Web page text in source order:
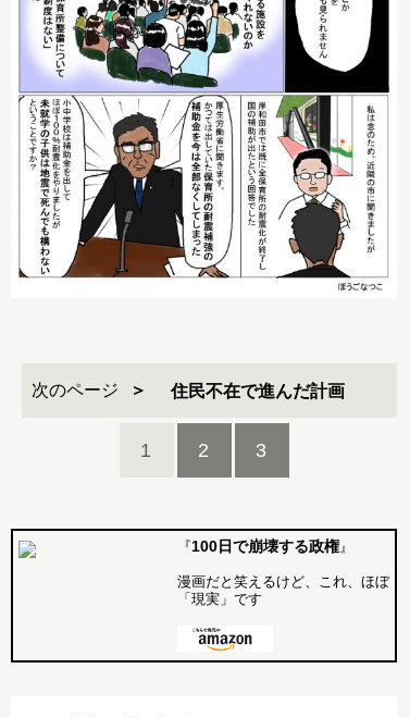
次のページ 住民不在で進んだ計画
1 2 3
『100日で崩壊する政権』
漫画だと笑えるけど、これ、ほぼ
「現実」です